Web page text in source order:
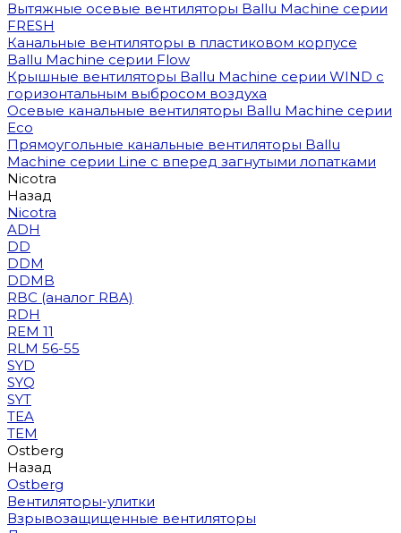
Вытяжные осевые вентиляторы Ballu Machine серии
FRESH
Канальные вентиляторы в пластиковом корпусе
Ballu Machine серии Flow
Крышные вентиляторы Ballu Machine серии WIND с
горизонтальным выбросом воздуха
Осевые канальные вентиляторы Ballu Machine серии
Eco
Прямоугольные канальные вентиляторы Ballu
Machine серии Line с вперед загнутыми лопатками
Nicotra
Назад
Nicotra
ADH
DD
DDM
DDMB
RBC (аналог RBA)
RDH
REM 11
RLM 56-55
SYD
SYQ
SYT
TEA
TEM
Ostberg
Назад
Ostberg
Вентиляторы-улитки
Взрывозащищенные вентиляторы